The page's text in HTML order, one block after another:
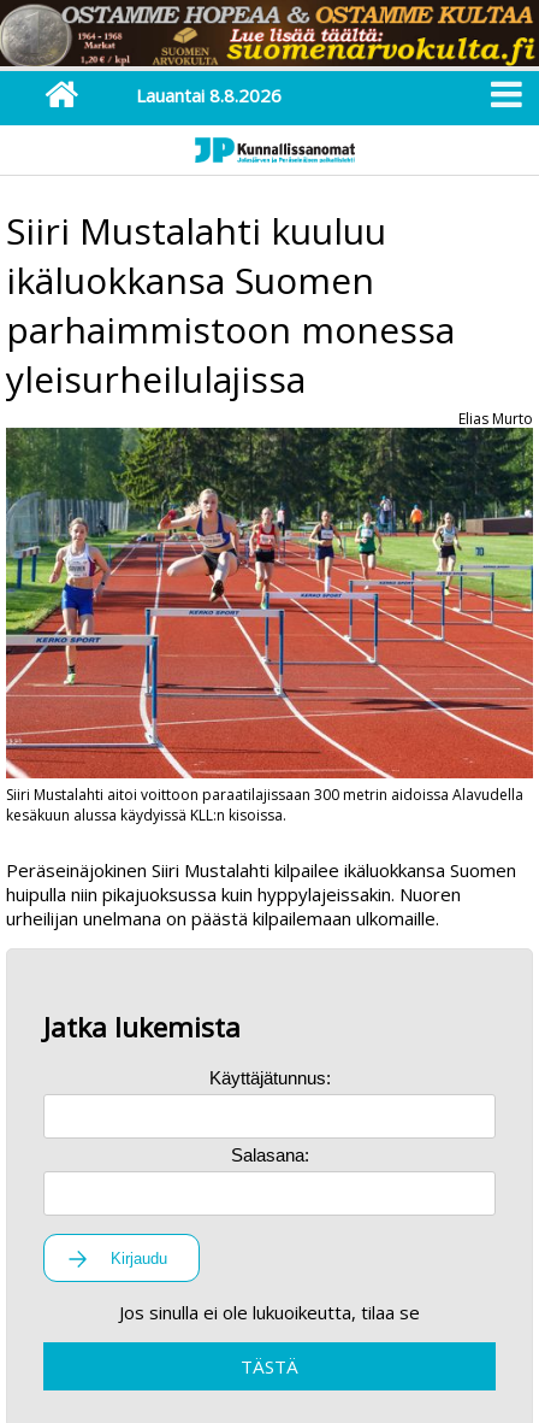
Lauantai 8.8.2026
Siiri Mustalahti kuuluu
ikäluokkansa Suomen
parhaimmistoon monessa
yleisurheilulajissa
Siiri Mustalahti aitoi voittoon paraatilajissaan 300 metrin aidoissa Alavudella
kesäkuun alussa käydyissä KLL:n kisoissa.
Elias Murto
Peräseinäjokinen Siiri Mustalahti kilpailee ikäluokkansa Suomen
huipulla niin pikajuoksussa kuin hyppylajeissakin. Nuoren
urheilijan unelmana on päästä kilpailemaan ulkomaille.
Jatka lukemista
Käyttäjätunnus:
Salasana:
Kirjaudu
Jos sinulla ei ole lukuoikeutta, tilaa se
TÄSTÄ